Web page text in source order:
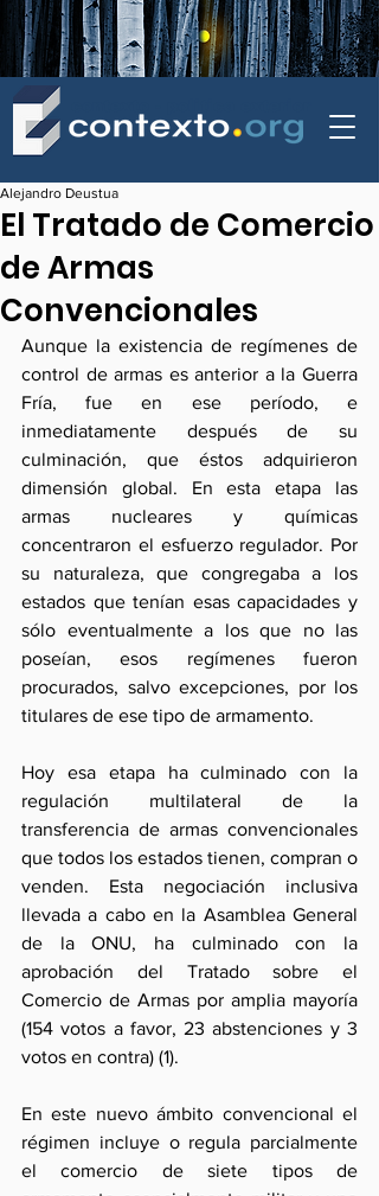
El Tratado de Comercio
de Armas
Convencionales
Alejandro Deustua
Aunque la existencia de regímenes de
control de armas es anterior a la Guerra
Fría, fue en ese período, e
inmediatamente después de su
culminación, que éstos adquirieron
dimensión global. En esta etapa las
armas nucleares y químicas
concentraron el esfuerzo regulador. Por
su naturaleza, que congregaba a los
estados que tenían esas capacidades y
sólo eventualmente a los que no las
poseían, esos regímenes fueron
procurados, salvo excepciones, por los
titulares de ese tipo de armamento.
Hoy esa etapa ha culminado con la
regulación multilateral de la
transferencia de armas convencionales
que todos los estados tienen, compran o
venden. Esta negociación inclusiva
llevada a cabo en la Asamblea General
de la ONU, ha culminado con la
aprobación del Tratado sobre el
Comercio de Armas por amplia mayoría
(154 votos a favor, 23 abstenciones y 3
votos en contra) (1).
En este nuevo ámbito convencional el
régimen incluye o regula parcialmente
el comercio de siete tipos de